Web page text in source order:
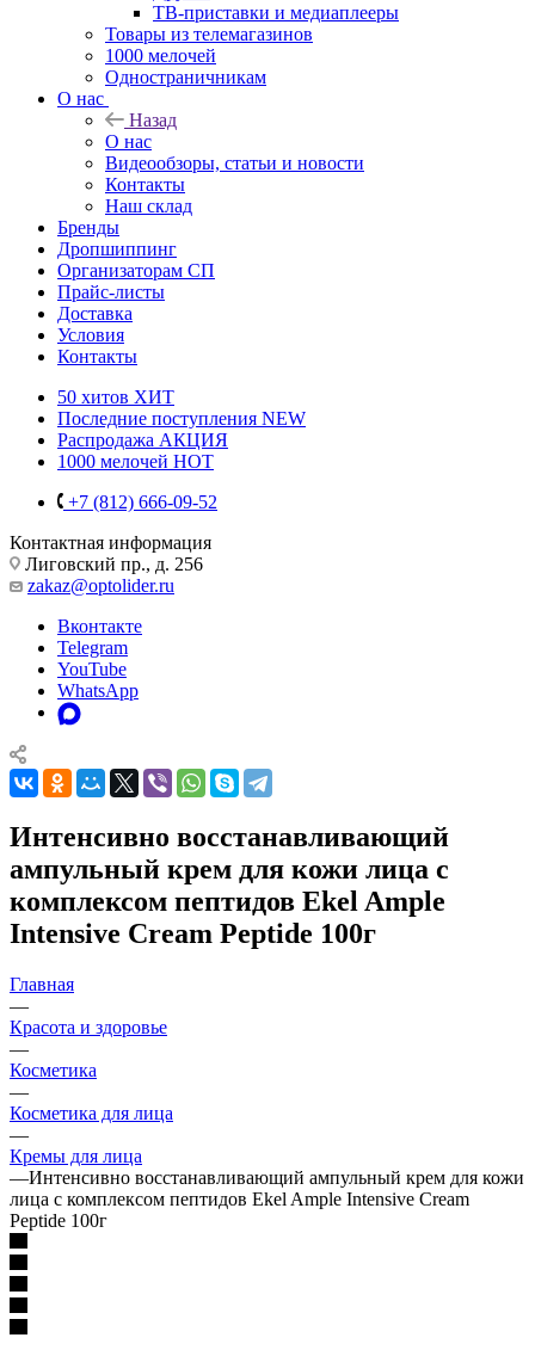
ТВ-приставки и медиаплееры
Товары из телемагазинов
1000 мелочей
Одностраничникам
О нас
Назад
О нас
Видеообзоры, статьи и новости
Контакты
Наш склад
Бренды
Дропшиппинг
Организаторам СП
Прайс-листы
Доставка
Условия
Контакты
50 хитов ХИТ
Последние поступления NEW
Распродажа АКЦИЯ
1000 мелочей HOT
+7 (812) 666-09-52
Контактная информация
Лиговский пр., д. 256
zakaz@optolider.ru
Вконтакте
Telegram
YouTube
WhatsApp
Интенсивно восстанавливающий
ампульный крем для кожи лица с
комплексом пептидов Ekel Ample
Intensive Cream Peptide 100г
Главная
—
Красота и здоровье
—
Косметика
—
Косметика для лица
—
Кремы для лица
—Интенсивно восстанавливающий ампульный крем для кожи
лица с комплексом пептидов Ekel Ample Intensive Cream
Peptide 100г